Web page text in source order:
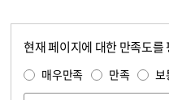
현재 페이지에 대한 만족도를
매우만족 만족 보